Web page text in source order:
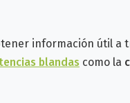
información útil a
blandas como la